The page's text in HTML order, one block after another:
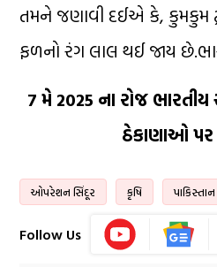
તમને જણાવી દઈએ કે, કુમકુમ
ફળનો રંગ લાલ થઈ જાય
7 મે 2025 ના રોજ
ઠેકાણાઓ પર
ઓપરેશન સિંદૂર કૃષિ પાકિસ્તાન
Follow Us